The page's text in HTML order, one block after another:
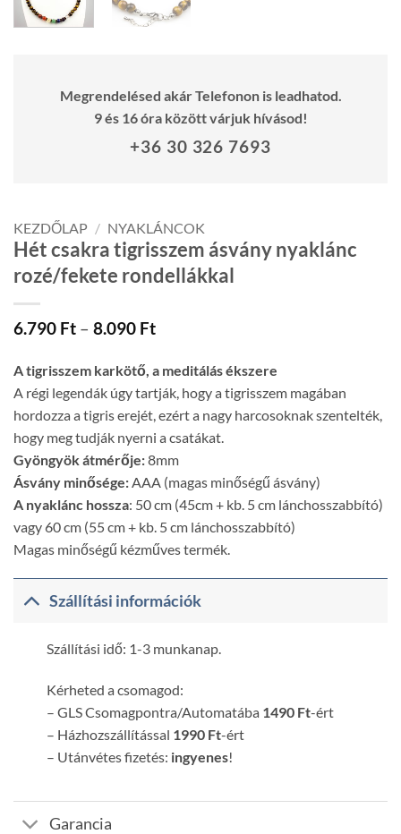
Megrendelésed akár Telefonon is leadhatod.
9 és 16 óra között várjuk hívásod!
+36 30 326 7693
KEZDŐLAP / NYAKLÁNCOK
Hét csakra tigrisszem ásvány nyaklánc
rozé/fekete rondellákkal
6.790 Ft – 8.090 FtÁrtartomány:
8.090 Ft
A tigrisszem karkötő, a meditálás ékszere
A régi legendák úgy tartják, hogy a tigrisszem magában
hordozza a tigris erejét, ezért a nagy harcosoknak szentelték,
hogy meg tudják nyerni a csatákat.
Gyöngyök átmérője:8mm
Ásvány minősége: AAA (magas minőségű ásvány)
A nyaklánc hossza: 50 cm (45cm + kb. 5 cm lánchosszabbító)
vagy 60 cm (55 cm + kb. 5 cm lánchosszabbító)
Magas minőségű kézműves termék.
Szállítási információk
Szállítási idő: 1-3 munkanap.
Kérheted a csomagod:
– GLS Csomagpontra/Automatába 1490 Ft-ért
– Házhozszállítással 1990 Ft-ért
– Utánvétes fizetés: ingyenes!
Garancia